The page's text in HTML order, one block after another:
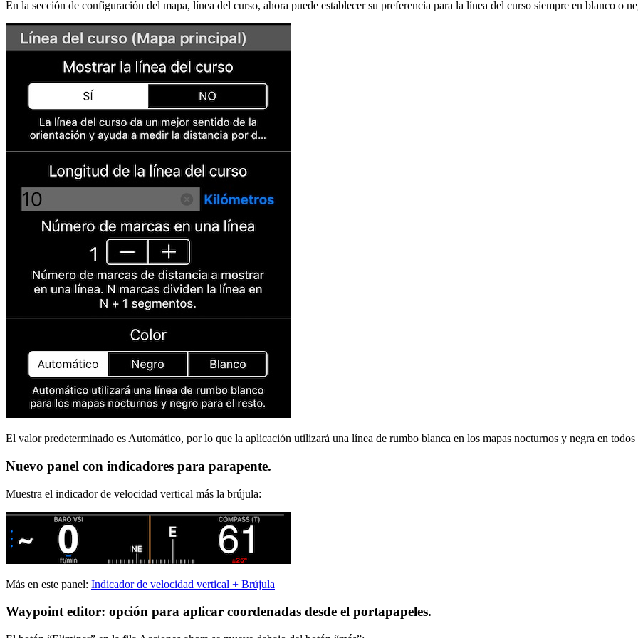
En la sección de configuración del mapa, línea del curso, ahora puede establecer su preferencia para la línea del curso siempre en blanco o
El valor predeterminado es Automático, por lo que la aplicación utilizará una línea de rumbo blanca en los mapas nocturnos y negra en todos
Nuevo panel con indicadores para parapente.
Muestra el indicador de velocidad vertical más la brújula:
Más en este panel: Indicador de velocidad vertical + Brújula
Waypoint editor: opción para aplicar coordenadas desde el portapapeles.